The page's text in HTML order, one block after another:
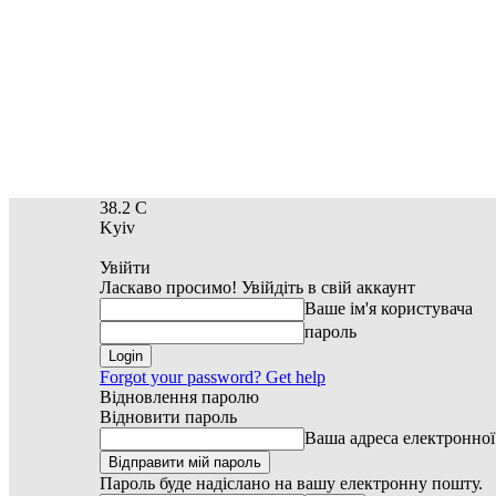
38.2 C
Kyiv
Увійти
Ласкаво просимо! Увійдіть в свій аккаунт
Ваше ім'я користувача
пароль
Forgot your password? Get help
Відновлення паролю
Відновити пароль
Ваша адреса
Пароль буде надіслано на вашу електронну пошту.